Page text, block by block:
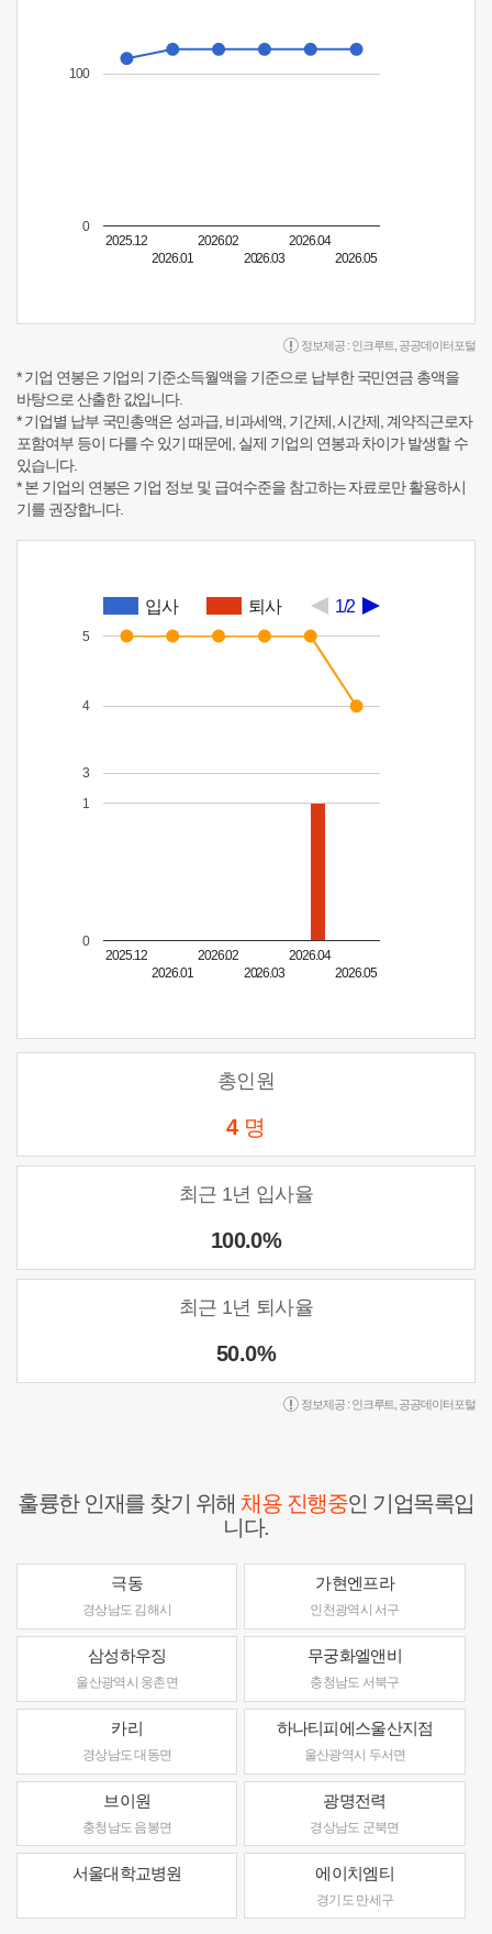
2025.12
2026.01
2026.02
2026.03
2026.04
2026.05
0
100
정보제공 : 인크루트 공공데이터포털
* 기업 연봉은 기업의 기준소득월액을 기준으로 납부한 국민연금 총액을
바탕으로 산출한 값입니다.
* 기업별 납부 국민총액은 성과급, 비과세액, 기간제, 시간제, 계약직근로자
포함여부 등이 다를 수 있기 때문에, 실제 기업의 연봉과 차이가 발생할 수
있습니다.
* 본 기업의 연봉은 기업 정보 및 급여수준을 참고하는 자료로만 활용하시
기를 권장합니다.
입사 퇴사 1/2
2025.12
2026.01
2026.02
2026.03
2026.04
2026.05
0
1
3
4
5
총인원
4 명
최근 1년 입사율
100.0%
최근 1년 퇴사율
50.0%
정보제공 : 인크루트 공공데이터포털
훌륭한 인재를 찾기 위해채용 진행중인 기업목록입
니다.
극동
경상남도 김해시
가현엔프라
인천광역시 서구
삼성하우징
울산광역시 웅촌면
무궁화엘앤비
충청남도 서북구
카리
경상남도 대동면
하나티피에스울산지점
울산광역시 두서면
브이원
충청남도 음봉면
광명전력
경상남도 군북면
서울대학교병원 에이치엠티
경기도 만세구